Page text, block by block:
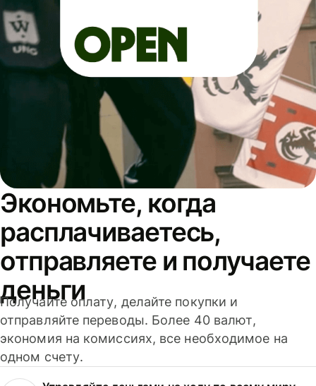
Экономьте, когда
расплачиваетесь,
отправляете и получаете
деньги
Получайте оплату, делайте покупки и
отправляйте переводы. Более 40 валют,
экономия на комиссиях, все необходимое на
одном счету.